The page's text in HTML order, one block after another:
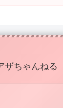
ザちゃんねる